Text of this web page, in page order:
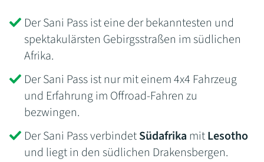
Der Sani Pass ist eine der bekanntesten und
spektakulärsten Gebirgsstraßen im südlichen
Afrika.
Der Sani Pass ist nur mit einem 4x4 Fahrzeug
und Erfahrung im Offroad-Fahren zu
bezwingen.
Der Sani Pass verbindetSüdafrika mitLesotho
und liegt in den südlichen Drakensbergen.